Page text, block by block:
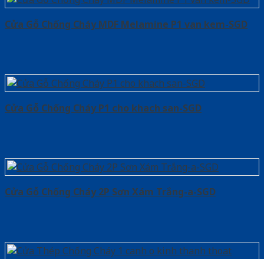
Cửa Gỗ Chống Cháy MDF Melamine P1 van kem-SGD
Cửa Gỗ Chống Cháy P1 cho khach san-SGD
Cửa Gỗ Chống Cháy 2P Sơn Xám Trắng-a-SGD